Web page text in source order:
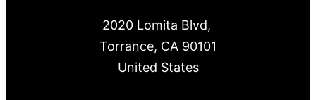
2020 Lomita Blvd,
Torrance, CA 90101
United States